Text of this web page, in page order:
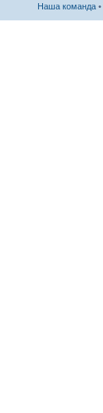
Наша команда •